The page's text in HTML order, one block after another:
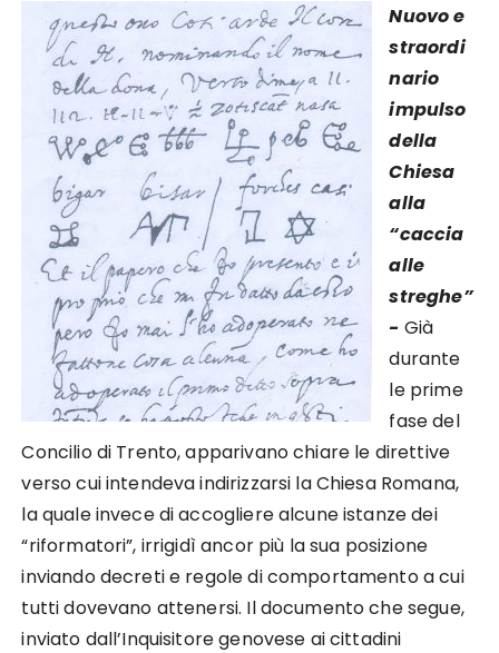
Nuovo e
straordi
nario
impulso
della
Chiesa
alla
“caccia
alle
streghe”
- Già
durante
le prime
fase del
Concilio di Trento, apparivano chiare le direttive
verso cui intendeva indirizzarsi la Chiesa Romana,
la quale invece di accogliere alcune istanze dei
“riformatori”, irrigidì ancor più la sua posizione
inviando decreti e regole di comportamento a cui
tutti dovevano attenersi. Il documento che segue,
inviato dall’Inquisitore genovese ai cittadini